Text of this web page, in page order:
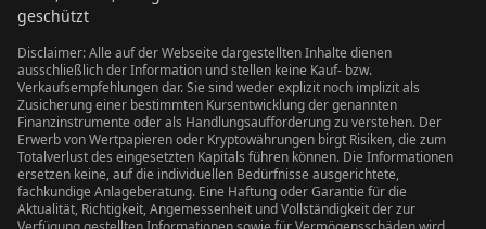
geschützt
Disclaimer: Alle auf der Webseite dargestellten Inhalte dienen
ausschließlich der Information und stellen keine Kauf- bzw.
Verkaufsempfehlungen dar. Sie sind weder explizit noch implizit als
Zusicherung einer bestimmten Kursentwicklung der genannten
Finanzinstrumente oder als Handlungsaufforderung zu verstehen. Der
Erwerb von Wertpapieren oder Kryptowährungen birgt Risiken, die zum
Totalverlust des eingesetzten Kapitals führen können. Die Informationen
ersetzen keine, auf die individuellen Bedürfnisse ausgerichtete,
fachkundige Anlageberatung. Eine Haftung oder Garantie für die
Aktualität, Richtigkeit, Angemessenheit und Vollständigkeit der zur